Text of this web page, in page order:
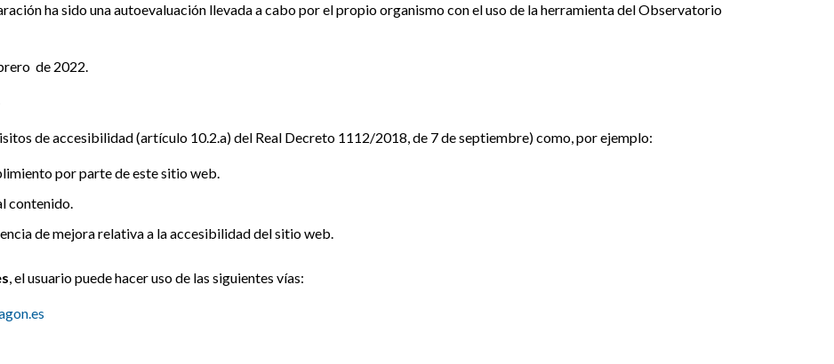
ha sido una autoevaluación llevada a cabo por el propio organismo con el uso de la herramienta del Observatorio
de 2022.
de accesibilidad (artículo 10.2.a) del Real Decreto 1112/2018, de 7 de septiembre) como, por ejemplo:
por parte de este sitio web.
contenido.
de mejora relativa a la accesibilidad del sitio web.
, el usuario puede hacer uso de las siguientes vías: